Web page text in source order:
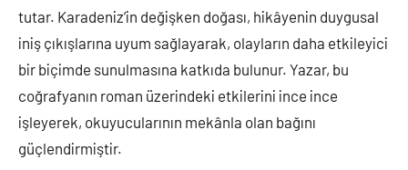
tutar. Karadeniz’in değişken doğası, hikâyenin duygusal
iniş çıkışlarına uyum sağlayarak, olayların daha etkileyici
bir biçimde sunulmasına katkıda bulunur. Yazar, bu
coğrafyanın roman üzerindeki etkilerini ince ince
işleyerek, okuyucularının mekânla olan bağını
güçlendirmiştir.